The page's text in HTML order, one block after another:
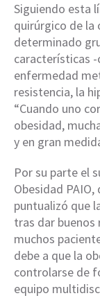
Siguiendo esta
quirúrgico de la
determinado
características
enfermedad
resistencia, la
“Cuando uno
obesidad,
y en gran
Por su parte el
Obesidad
puntualizó que
tras dar buenos
muchos
debe a que la
controlarse de
equipo